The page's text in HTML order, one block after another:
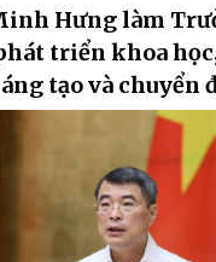
Hưng làm
triển khoa
tạo và chuyển